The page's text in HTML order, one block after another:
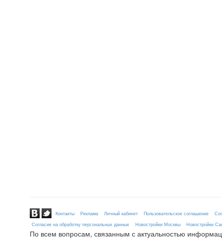
Контакты Реклама Личный кабинет Пользовательское соглашение
Согласие на обработку персональных данных
Новостройки Москвы Новостройки
По всем вопросам, связанным с актуальностью